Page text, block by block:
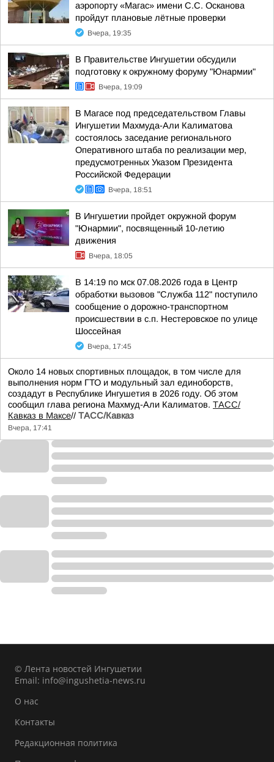
аэропорту «Магас» имени С.С. Осканова
пройдут плановые лётные проверки
Вчера, 19:35
В Правительстве Ингушетии обсудили
подготовку к окружному форуму "Юнармии"
Вчера, 19:09
В Магасе под председательством Главы
Ингушетии Махмуда-Али Калиматова
состоялось заседание регионального
Оперативного штаба по реализации мер,
предусмотренных Указом Президента
Российской Федерации
Вчера, 18:51
В Ингушетии пройдет окружной форум
"Юнармии", посвященный 10-летию
движения
Вчера, 18:05
В 14:19 по мск 07.08.2026 года в Центр
обработки вызовов "Служба 112" поступило
сообщение о дорожно-транспортном
происшествии в с.п. Нестеровское по улице
Шоссейная
Вчера, 17:45
Около 14 новых спортивных площадок, в том числе для
выполнения норм ГТО и модульный зал единоборств,
создадут в Республике Ингушетия в 2026 году. Об этом
сообщил глава региона Махмуд-Али Калиматов. ТАСС/
Кавказ в Максе// ТАСС/Кавказ
Вчера, 17:41
© Лента новостей Ингушетии
Email: info@ingushetia-news.ru
О нас
Контакты
Редакционная политика